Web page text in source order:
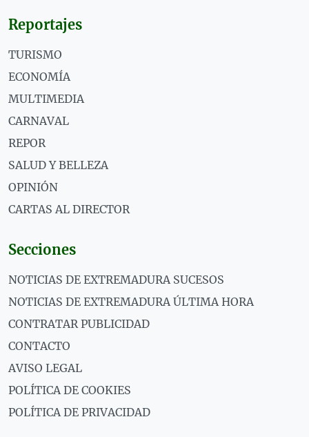
Reportajes
TURISMO
ECONOMÍA
MULTIMEDIA
CARNAVAL
REPOR
SALUD Y BELLEZA
OPINIÓN
CARTAS AL DIRECTOR
Secciones
NOTICIAS DE EXTREMADURA SUCESOS
NOTICIAS DE EXTREMADURA ÚLTIMA HORA
CONTRATAR PUBLICIDAD
CONTACTO
AVISO LEGAL
POLÍTICA DE COOKIES
POLÍTICA DE PRIVACIDAD